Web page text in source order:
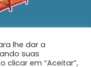
– AP 401 –
– SC
lhe dar a
suas
clicar em “Aceitar”,